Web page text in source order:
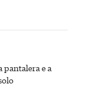
astigiano
e a